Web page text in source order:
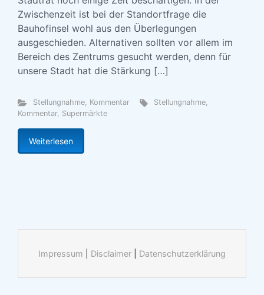
Zwischenzeit ist bei der Standortfrage die
Bauhofinsel wohl aus den Überlegungen
ausgeschieden. Alternativen sollten vor allem im
Bereich des Zentrums gesucht werden, denn für
unsere Stadt hat die Stärkung […]
Stellungnahme, Kommentar
Stellungnahme,
Kommentar, Supermärkte
Weiterlesen
Impressum Disclaimer Datenschutzerklärung